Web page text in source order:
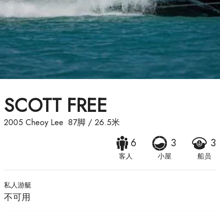
SCOTT FREE
2005 Cheoy Lee 87脚 / 26.5米
6
客人
3
小屋
3
船员
私人游艇
不可用